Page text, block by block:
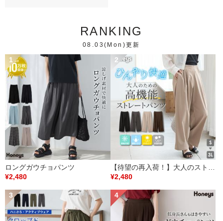
RANKING
08.03(Mon)更新
ロングガウチョパンツ
¥2,480
¥2,480